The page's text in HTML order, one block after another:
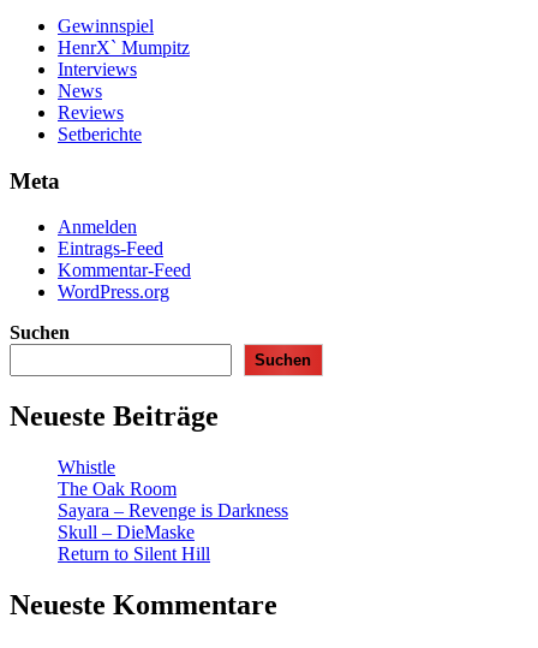
Gewinnspiel
HenrX` Mumpitz
Interviews
News
Reviews
Setberichte
Meta
Anmelden
Eintrags-Feed
Kommentar-Feed
WordPress.org
Suchen
Suchen
Neueste Beiträge
Whistle
The Oak Room
Sayara – Revenge is Darkness
Skull – DieMaske
Return to Silent Hill
Neueste Kommentare